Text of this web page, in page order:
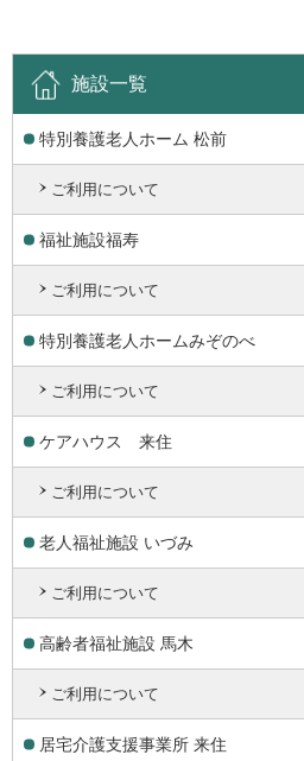
施設一覧
特別養護老人ホーム 松前
ご利用について
福祉施設福寿
ご利用について
特別養護老人ホームみぞのべ
ご利用について
ケアハウス 来住
ご利用について
老人福祉施設 いづみ
ご利用について
高齢者福祉施設 馬木
ご利用について
居宅介護支援事業所 来住